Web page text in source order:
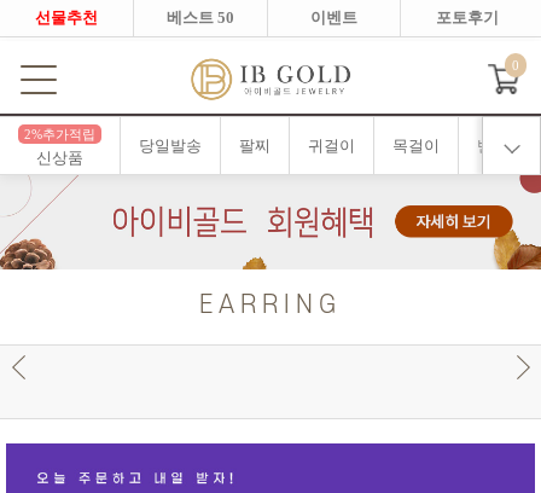
선물추천 베스트 50 이벤트 포토후기
0
2%추가적립
신상품
당일발송 팔찌 귀걸이 목걸이 반지
EARRING